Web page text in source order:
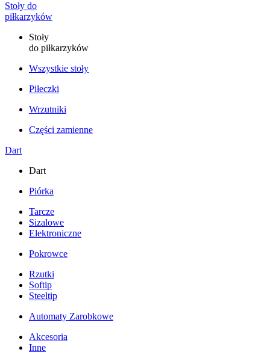
Stoły do
piłkarzyków
Stoły
do piłkarzyków
Wszystkie stoły
Piłeczki
Wrzutniki
Części zamienne
Dart
Dart
Piórka
Tarcze
Sizalowe
Elektroniczne
Pokrowce
Rzutki
Softip
Steeltip
Automaty Zarobkowe
Akcesoria
Inne